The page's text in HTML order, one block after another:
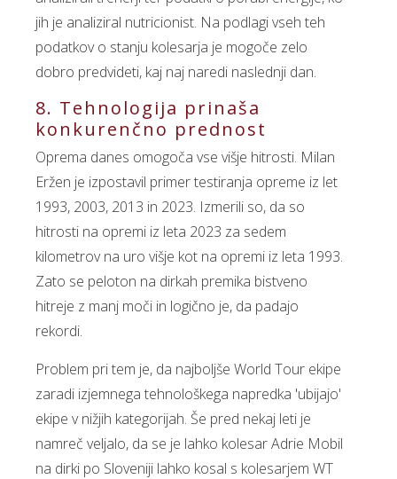
jih je analiziral nutricionist. Na podlagi vseh teh
podatkov o stanju kolesarja je mogoče zelo
dobro predvideti, kaj naj naredi naslednji dan.
8. Tehnologija prinaša
konkurenčno prednost
Oprema danes omogoča vse višje hitrosti. Milan
Eržen je izpostavil primer testiranja opreme iz let
1993, 2003, 2013 in 2023. Izmerili so, da so
hitrosti na opremi iz leta 2023 za sedem
kilometrov na uro višje kot na opremi iz leta 1993.
Zato se peloton na dirkah premika bistveno
hitreje z manj moči in logično je, da padajo
rekordi.
Problem pri tem je, da najboljše World Tour ekipe
zaradi izjemnega tehnološkega napredka 'ubijajo'
ekipe v nižjih kategorijah. Še pred nekaj leti je
namreč veljalo, da se je lahko kolesar Adrie Mobil
na dirki po Sloveniji lahko kosal s kolesarjem WT